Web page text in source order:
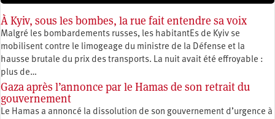
À Kyiv, sous les bombes, la rue fait entendre sa voix
Malgré les bombardements russes, les habitantEs de Kyiv se
mobilisent contre le limogeage du ministre de la Défense et la
hausse brutale du prix des transports. La nuit avait été effroyable :
plus de…
Gaza après l’annonce par le Hamas de son retrait du
gouvernement
Le Hamas a annoncé la dissolution de son gouvernement d’urgence à